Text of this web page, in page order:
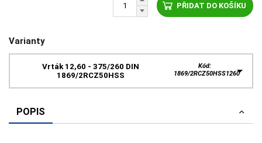
PŘIDAT DO KOŠÍKU
Varianty
Vrták 12,60 - 375/260 DIN
1869/2RCZ50HSS
Kód:
1869/2RCZ50HSS1260
POPIS